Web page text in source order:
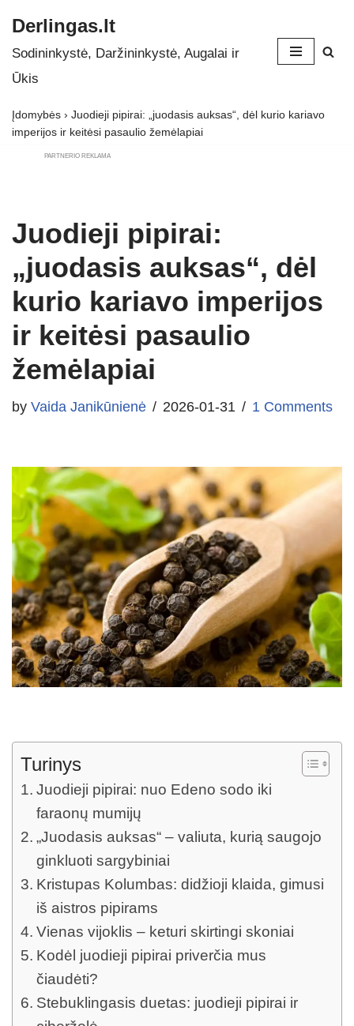
Skip
to
Derlingas.lt
Sodininkystė, Daržininkystė, Augalai ir
Ūkis
Įdomybės › Juodieji pipirai: „juodasis auksas“, dėl kurio kariavo
imperijos ir keitėsi pasaulio žemėlapiai
PARTNERIO REKLAMA
Juodieji pipirai:
„juodasis auksas“, dėl
kurio kariavo imperijos
ir keitėsi pasaulio
žemėlapiai
by Vaida Janikūnienė 2026-01-31 1 Comments
Turinys
Juodieji pipirai: nuo Edeno sodo iki
faraonų mumijų
„Juodasis auksas“ – valiuta, kurią saugojo
ginkluoti sargybiniai
Kristupas Kolumbas: didžioji klaida, gimusi
iš aistros pipirams
Vienas vijoklis – keturi skirtingi skoniai
Kodėl juodieji pipirai priverčia mus
čiaudėti?
Stebuklingasis duetas: juodieji pipirai ir